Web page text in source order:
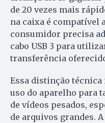
de 20 vezes mais
na caixa é compatível
consumidor precisa
cabo USB 3 para
transferência
Essa distinção
uso do aparelho para
de vídeos pesados,
de arquivos grandes.